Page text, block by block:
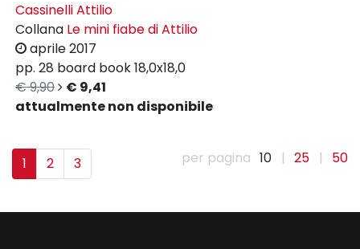
Cassinelli Attilio
Collana Le mini fiabe di Attilio
aprile 2017
pp. 28 board book18,0x18,0
€ 9,90
€ 9,41
attualmente non disponibile
1 2 3 per pagina 10 | 25 | 50